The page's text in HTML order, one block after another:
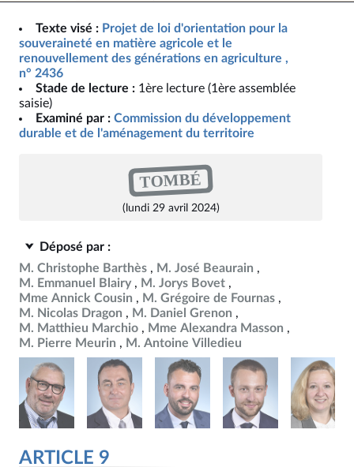
Texte visé : Projet de loi d'orientation pour la
souveraineté en matière agricole et le
renouvellement des générations en agriculture ,
n° 2436
Stade de lecture : 1ère lecture (1ère assemblée
saisie)
Examiné par : Commission du développement
durable et de l'aménagement du territoire
TOMBÉ
(lundi 29 avril 2024)
Déposé par :
M. Christophe Barthès
M. José Beaurain
M. Emmanuel Blairy
M. Jorys Bovet
Mme Annick Cousin
M. Grégoire de Fournas
M. Nicolas Dragon
M. Daniel Grenon
M. Matthieu Marchio
Mme Alexandra Masson
M. Pierre Meurin
M. Antoine Villedieu
ARTICLE 9